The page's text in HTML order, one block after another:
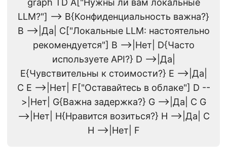
graph TD A["Нужны ли вам локальные
LLM?"] --> B{Конфиденциальность важна?}
B -->|Да| C["Локальные LLM: настоятельно
рекомендуется"] B -->|Нет| D{Часто
используете API?} D -->|Да|
E{Чувствительны к стоимости?} E -->|Да|
C E -->|Нет| F["Оставайтесь в облаке"] D --
>|Нет| G{Важна задержка?} G -->|Да| C G
-->|Нет| H{Нравится возиться?} H -->|Да| C
H -->|Нет| F